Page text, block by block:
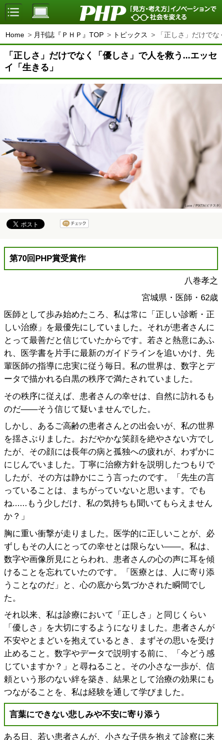
Home 月刊誌『ＰＨＰ』TOP トピックス 「正しさ」だけで
「正しさ」だけでなく「優しさ」で人を救う...エッセ
イ「生きる」
第70回PHP賞受賞作
八巻孝之
宮城県・医師・62歳
医師として歩み始めたころ、私は常に「正しい診断・正
しい治療」を最優先にしていました。それが患者さんに
とって最善だと信じていたからです。若さと熱意にあふ
れ、医学書を片手に最新のガイドラインを追いかけ、先
輩医師の指導に忠実に従う毎日。私の世界は、数字とデ
ータで描かれる白黒の秩序で満たされていました。
その秩序に従えば、患者さんの幸せは、自然に訪れるも
のだ――そう信じて疑いませんでした。
しかし、あるご高齢の患者さんとの出会いが、私の世界
を揺さぶりました。おだやかな笑顔を絶やさない方でし
たが、その顔には長年の病と孤独への疲れが、わずかに
にじんでいました。丁寧に治療方針を説明したつもりで
したが、その方は静かにこう言ったのです。「先生の言
っていることは、まちがっていないと思います。でも
ね......もう少しだけ、私の気持ちも聞いてもらえません
か？」
胸に重い衝撃が走りました。医学的に正しいことが、必
ずしもその人にとっての幸せとは限らない――。私は、
数字や画像所見にとらわれ、患者さんの心の声に耳を傾
けることを忘れていたのです。「医療とは、人に寄り添
うことなのだ」と、心の底から気づかされた瞬間でし
た。
それ以来、私は診療において「正しさ」と同じくらい
「優しさ」を大切にするようになりました。患者さんが
不安やとまどいを抱えているとき、まずその思いを受け
止めること。数字やデータで説明する前に、「今どう感
じていますか？」と尋ねること。その小さな一歩が、信
頼という形のない絆を築き、結果として治療の効果にも
つながることを、私は経験を通して学びました。
言葉にできない悲しみや不安に寄り添う
ある日、若い患者さんが、小さな子供を抱えて診察に来